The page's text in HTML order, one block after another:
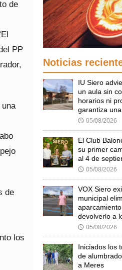
de
PP
de
los
Noticias
IU Siero
un aula sin
horarios ni
garantiza
🕔 05/08/2026
El Club
su primer
al 4 de
🕔 05/08/2026
VOX Siero
municipal
devolverlo a
🕔 05/08/2026
Iniciados los
de
a Meres